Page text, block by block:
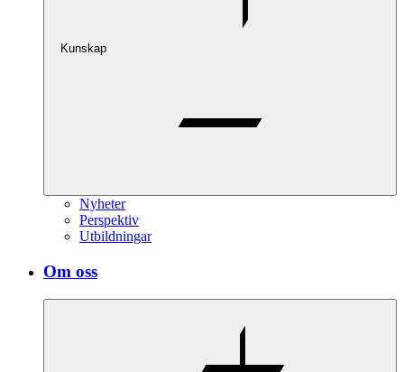
Kunskap
Nyheter
Perspektiv
Utbildningar
Om oss